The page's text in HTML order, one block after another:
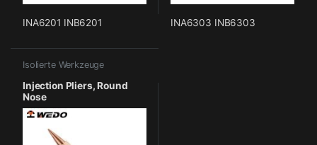
INA6201 INB6201 INA6303 INB6303
Isolierte Werkzeuge
Injection Pliers, Round
Nose